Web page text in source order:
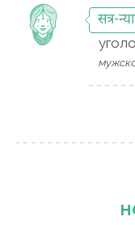
सत्र-